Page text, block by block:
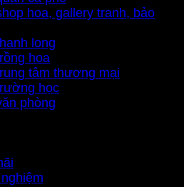
hoa, gallery tranh, bảo
long
hoa
tâm thương mại
học
phòng